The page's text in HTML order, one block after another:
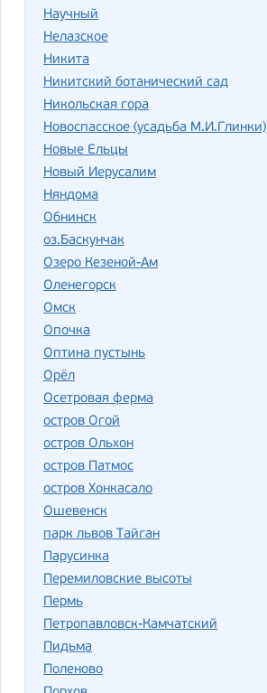
Научный
Нелазское
Никита
Никитский ботанический сад
Никольская гора
Новоспасское (усадьба М.И.Глинки)
Новые Ельцы
Новый Иерусалим
Няндома
Обнинск
оз.Баскунчак
Озеро Кезеной-Ам
Оленегорск
Омск
Опочка
Оптина пустынь
Орёл
Осетровая ферма
остров Огой
остров Ольхон
остров Патмос
остров Хонкасало
Ошевенск
парк львов Тайган
Парусинка
Перемиловские высоты
Пермь
Петропавловск-Камчатский
Пидьма
Поленово